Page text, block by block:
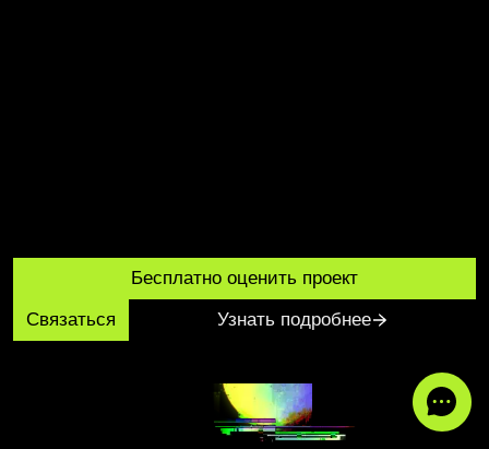
Бесплатно оценить проект
Связаться
Узнать подробнее